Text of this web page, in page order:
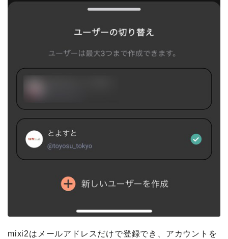
mixi2はメールアドレスだけで登録でき、アカウントを